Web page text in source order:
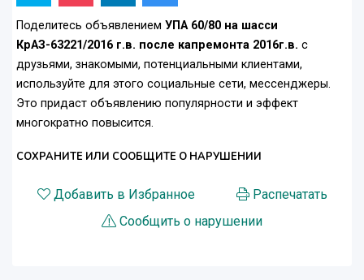
Поделитесь объявлением УПА 60/80 на шасси
КрАЗ-63221/2016 г.в. после капремонта 2016г.в. с
друзьями, знакомыми, потенциальными клиентами,
используйте для этого социальные сети, мессенджеры.
Это придаст объявлению популярности и эффект
многократно повысится.
СОХРАНИТЕ ИЛИ СООБЩИТЕ О НАРУШЕНИИ
Добавить в Избранное
Распечатать
Сообщить о нарушении